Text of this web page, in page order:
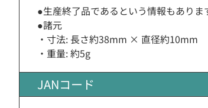
●生産終了品であるという情報もあり
●諸元
・寸法: 長さ約38mm × 直径約10mm
・重量: 約5g
JANコード